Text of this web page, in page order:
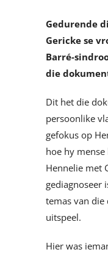
Gedurende
Gericke se
Barré-
die
Dit het die
persoonlike
gefokus op
hoe hy
Hennelie met
gediagnoseer
temas van die
uitspeel.
Hier was